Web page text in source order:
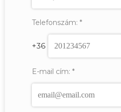
Telefonszám: *
+36
E-mail cím: *